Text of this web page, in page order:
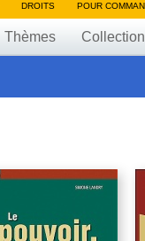
DROITS POUR
Thèmes